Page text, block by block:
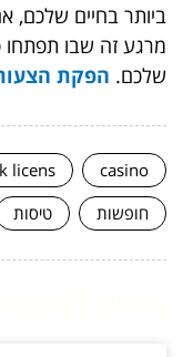
ביותר בחיים שלכם,
מרגע זה שבו תפתחו
שלכם. הפקת
casino
licens
חופשות
טיסות